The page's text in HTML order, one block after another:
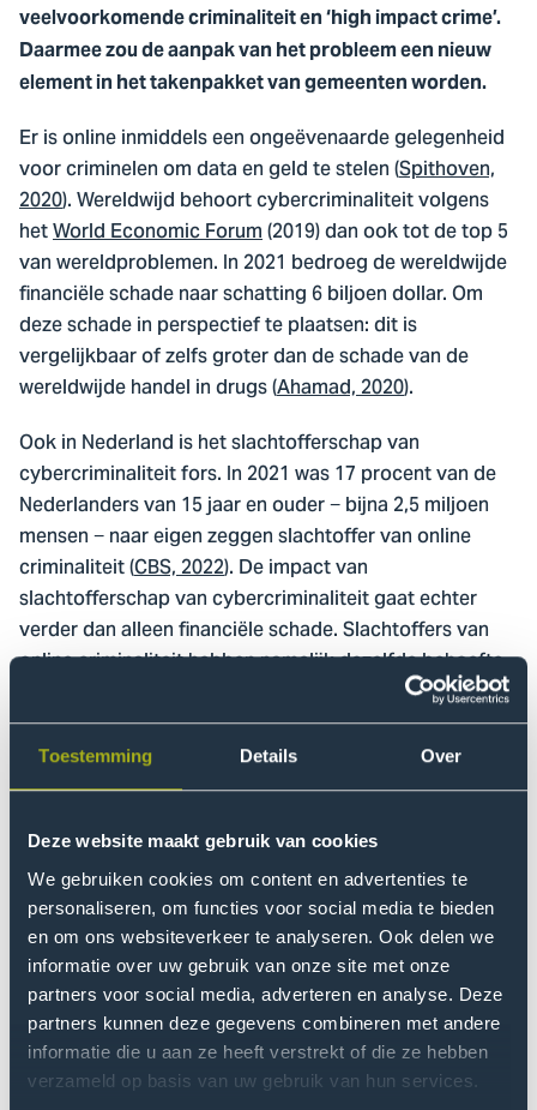
Toestemming Details Over
Deze website maakt gebruik van cookies
We gebruiken cookies om content en advertenties te
personaliseren, om functies voor social media te bieden
en om ons websiteverkeer te analyseren. Ook delen we
informatie over uw gebruik van onze site met onze
partners voor social media, adverteren en analyse. Deze
partners kunnen deze gegevens combineren met andere
informatie die u aan ze heeft verstrekt of die ze hebben
verzameld op basis van uw gebruik van hun services.
veelvoorkomende criminaliteit en ‘high impact crime’.
Daarmee zou de aanpak van het probleem een nieuw
element in het takenpakket van gemeenten worden.
Er is online inmiddels een ongeëvenaarde gelegenheid
voor criminelen om data en geld te stelen (Spithoven,
2020). Wereldwijd behoort cybercriminaliteit volgens
hetWorld Economic Forum(2019) dan ook tot de top 5
van wereldproblemen. In 2021 bedroeg de wereldwijde
financiële schade naar schatting 6 biljoen dollar. Om
deze schade in perspectief te plaatsen: dit is
vergelijkbaar of zelfs groter dan de schade van de
wereldwijde handel in drugs (Ahamad, 2020).
Ook in Nederland is het slachtofferschap van
cybercriminaliteit fors. In 2021 was 17 procent van de
Nederlanders van 15 jaar en ouder − bijna 2,5 miljoen
mensen − naar eigen zeggen slachtoffer van online
criminaliteit (CBS, 2022). De impact van
slachtofferschap van cybercriminaliteit gaat echter
verder dan alleen financiële schade. Slachtoffers van
online criminaliteit hebben namelijk dezelfde behoefte
als slachtoffers van offline criminaliteit: emotionele en
financiële hulp en behoefte aan informatie. Maar deze
slachtoffers staan nog vooral in de digitale kou
(Leukfeldt, Notté en Malsch, 2020).
Cyberweerbaarheid
De afgelopen jaren is op nationaal niveau en later
regionaal niveau al veel aan cyberweerbaarheid
gedaan. Van de vorming van hetTeam High Tech Crime
bij de Nationale Politie en hetNationaal Cybersecurity
Centerop nationaal niveau tot cybercrimeteams bij de
politie op eenheidsniveau en allerlei initiatieven binnen
verschillende (vitale) sectoren.